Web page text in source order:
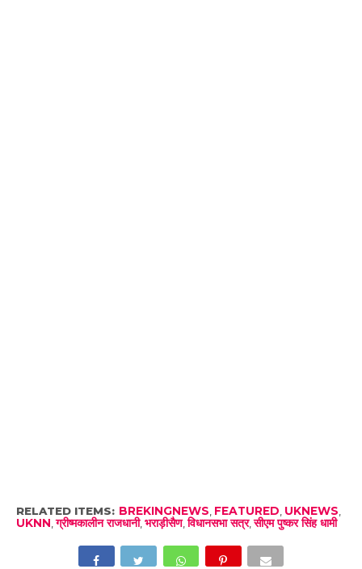
RELATED ITEMS: BREKINGNEWS FEATURED UKNEWS
UKNN ,ग्रीष्मकालीन राजधानी, भराड़ीसैण,विधानसभा सत्र,सीएम पुष्कर सिंह धामी